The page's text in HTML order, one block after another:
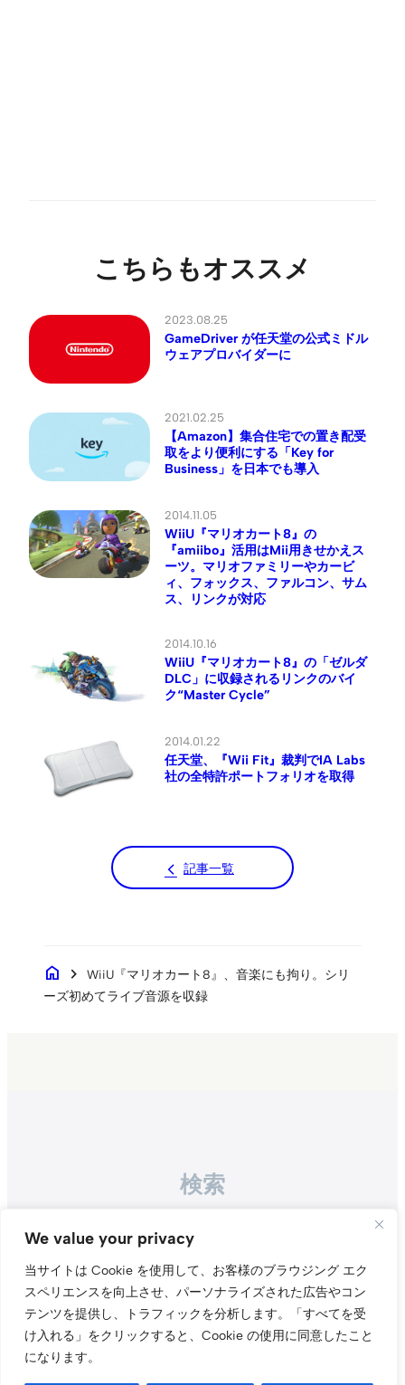
We value your privacy
当サイトは Cookie を使用して、お客様のブラウジング エク
スペリエンスを向上させ、パーソナライズされた広告やコン
テンツを提供し、トラフィックを分析します。
「すべてを受
け入れる」をクリックすると、Cookie の使用に同意したこと
になります。
こちらもオススメ
2023.08.25
GameDriver が任天堂の公式ミドル
ウェアプロバイダーに
2021.02.25
【Amazon】集合住宅での置き配受
取をより便利にする「Key for
Business」を日本でも導入
2014.11.05
WiiU『マリオカート8』の
『amiibo』活用はMii用きせかえス
ーツ。マリオファミリーやカービ
ィ、フォックス、ファルコン、サム
ス、リンクが対応
2014.10.16
WiiU『マリオカート8』の「ゼルダ
DLC」に収録されるリンクのバイ
ク“Master Cycle”
2014.01.22
任天堂、『Wii Fit』裁判でIA Labs
社の全特許ポートフォリオを取得
記事一覧
home chevron_right
WiiU『マリオカート8』、音楽にも拘り。シリ
ーズ初めてライブ音源を収録
検索
Search